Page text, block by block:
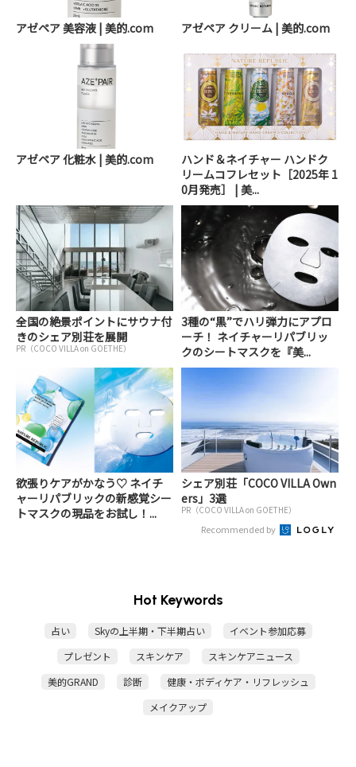
アゼペア 美容液 | 美的.com アゼペア クリーム | 美的.com
アゼペア 化粧水 | 美的.com
ハンド＆ネイチャー ハンドク
リームコフレセット［2025年 1
0月発売］ | 美...
全国の絶景ポイントにサウナ付
きのシェア別荘を展開
PR（COCO VILLA on GOETHE）
3種の“黒”でハリ弾力にアプロ
ーチ！ ネイチャーリパブリッ
クのシートマスクを『美...
欲張りケアがかなう♡ ネイチ
ャーリパブリックの新感覚シー
トマスクの現品をお試し！...
シェア別荘「COCO VILLA Own
ers」3選
PR（COCO VILLA on GOETHE）
Recommended by
Hot Keywords
占い Skyの上半期・下半期占い
イベント参加応募
プレゼント
スキンケア
スキンケアニュース
美的GRAND
診断
健康・ボディケア・リフレッシュ
メイクアップ